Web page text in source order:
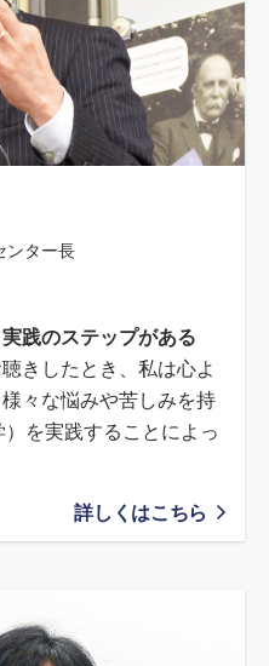
ター長
践のステップがある
きしたとき、私は心よ
々な悩みや苦しみを持
を実践することによっ
詳しくはこちら